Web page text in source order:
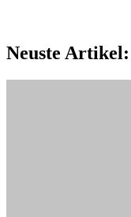
Neuste Artikel: